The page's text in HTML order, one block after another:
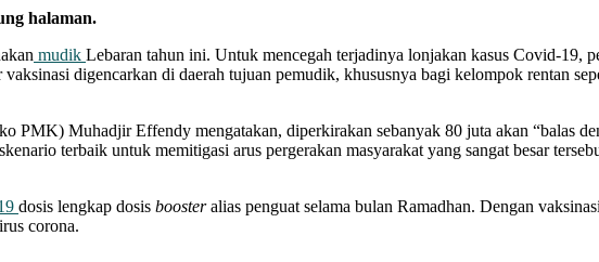
halaman.
mudik Lebaran tahun ini. Untuk mencegah terjadinya lonjakan kasus Covid-19,
digencarkan di daerah tujuan pemudik, khususnya bagi kelompok rentan
PMK) Muhadjir Effendy mengatakan, diperkirakan sebanyak 80 juta akan “balas
terbaik untuk memitigasi arus pergerakan masyarakat yang sangat besar
dosis lengkap dosis boosteralias penguat selama bulan Ramadhan. Dengan
corona.